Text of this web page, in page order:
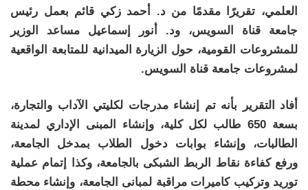
العلمي، تقريرًا مقدمًا من د. أحمد زكي قائم بعمل رئيس
جامعة قناة السويس، ود. أنور إسماعيل مساعد الوزير
للمشروعات القومية، حول الزيارة الميدانية للمتابعة الواقعية
لمشروعات جامعة قناة السويس.
أفاد التقرير بأنه تم إنشاء مدرجات لكليتي الآداب والتجارة،
بسعة 650 طالب لكل كلية، وإنشاء المبنى الإداري لمدينة
الطالبات، وإنشاء بوابات دخول الطلاب بمدخل الجامعة،
ورفع كفاءة نقاط الربط الشبكى بالجامعة، وكذا إتمام عملية
توريد وتركيب كاميرات مراقبة لمبانى الجامعة، وإنشاء محطة